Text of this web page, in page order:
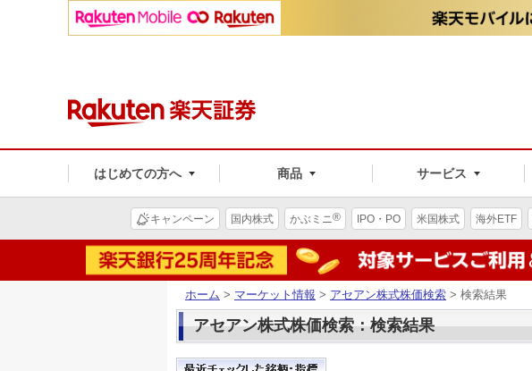
はじめての方へ 商品 サービス
キャンペーン 国内株式 かぶミニ® IPO・PO 米国株式 海外ETF
ホーム > マーケット情報 > アセアン株式株価検索 > 検索結果
アセアン株式株価検索：検索結果